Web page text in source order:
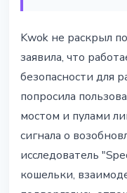
Kwok не раскрыл
заявила, что
безопасности для
попросила
мостом и пулами
сигнала о
исследователь
кошельки,